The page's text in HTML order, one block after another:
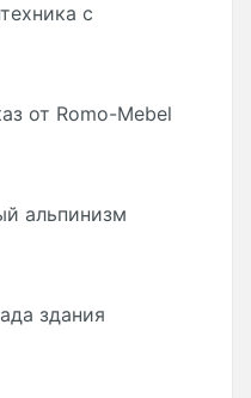
с
от Romo-Mebel
альпинизм
здания